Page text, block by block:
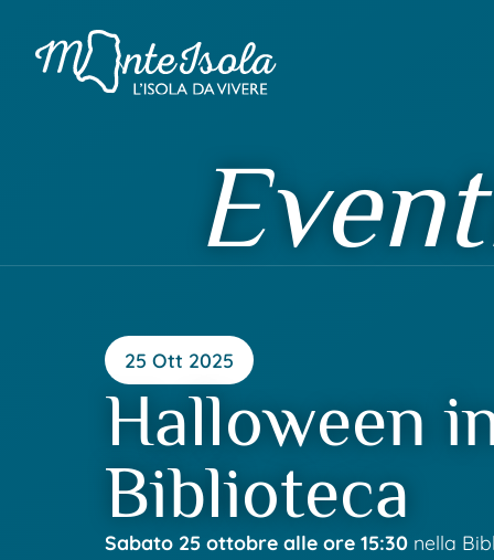
25 Ott 2025
Halloween
Biblioteca
Sabato 25 ottobre alle ore 15:30 nella